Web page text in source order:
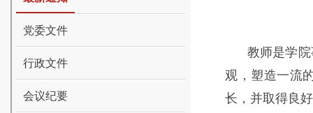
党委文件
行政文件
会议纪要
教师是学
观，塑造一流
长，并取得良